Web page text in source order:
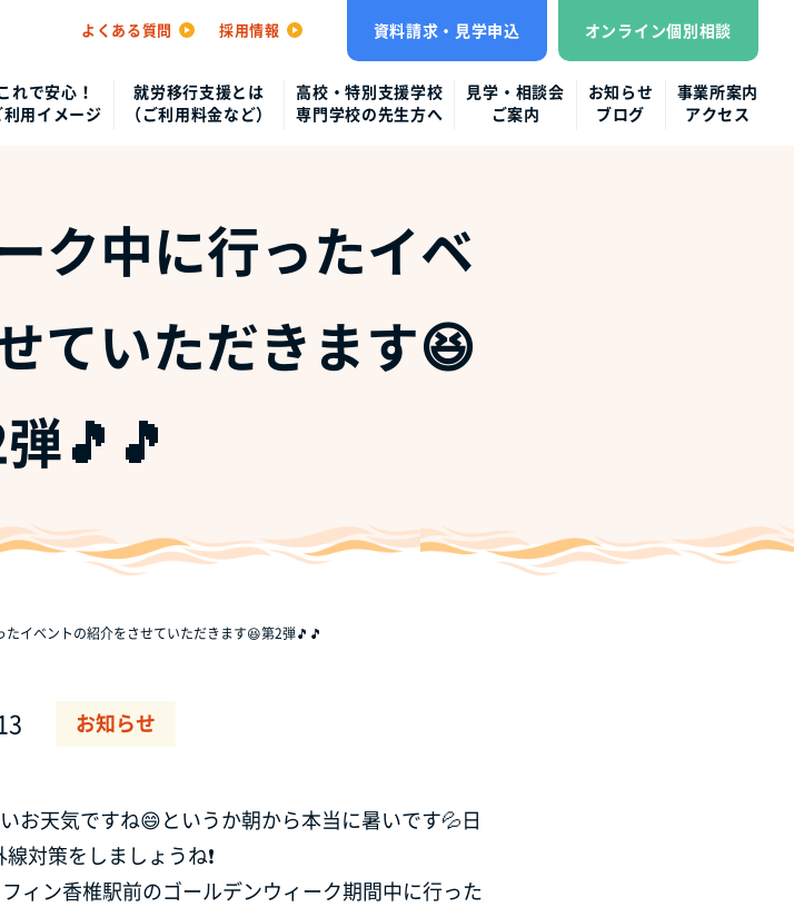
よくある質問 採用情報 資料請求・見学申込 オンライン個別相談
れで安心！
利用イメージ
就労移行支援とは
（ご利用料金など）
高校・特別支援学校
専門学校の先生方へ
見学・相談会
ご案内
お知らせ
ブログ
事業所案内
アクセス
ク中に行ったイベ
ていただきます😆
🎵🎵
イベントの紹介をさせていただきます😆第2弾🎵🎵
お知らせ
お天気ですね😄というか朝から本当に暑いです💦日
対策をしましょうね❗
ィン香椎駅前のゴールデンウィーク期間中に行った